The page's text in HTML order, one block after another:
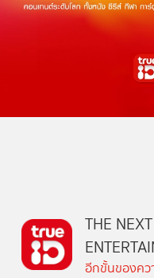
THE
อีกขั้นของคว